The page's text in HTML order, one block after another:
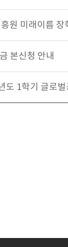
원 미래이름
본신청 안내
도 1학기 글로